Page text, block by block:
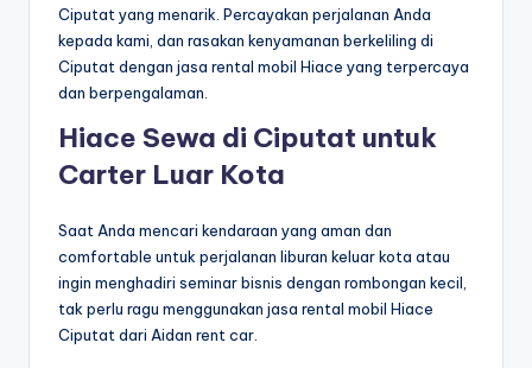
Ciputat yang menarik. Percayakan perjalanan Anda
kepada kami, dan rasakan kenyamanan berkeliling di
Ciputat dengan jasa rental mobil Hiace yang terpercaya
dan berpengalaman.
Hiace Sewa di Ciputat untuk
Carter Luar Kota
Saat Anda mencari kendaraan yang aman dan
comfortable untuk perjalanan liburan keluar kota atau
ingin menghadiri seminar bisnis dengan rombongan kecil,
tak perlu ragu menggunakan jasa rental mobil Hiace
Ciputat dari Aidan rent car.